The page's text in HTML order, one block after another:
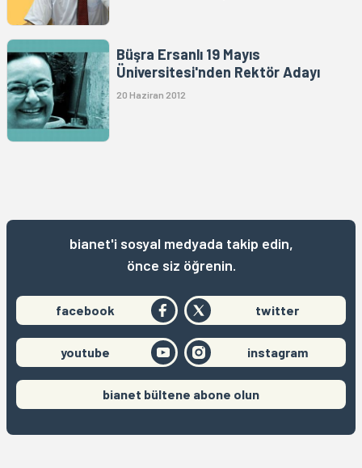
Büşra Ersanlı 19 Mayıs
Üniversitesi'nden Rektör Adayı
20 Haziran 2012
bianet'i sosyal medyada takip edin,
önce siz öğrenin.
facebook twitter
youtube instagram
bianet bültene abone olun